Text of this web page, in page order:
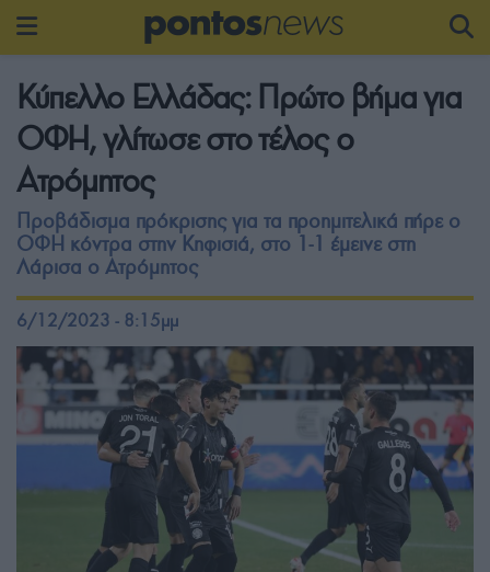
Κύπελλο Ελλάδας: Πρώτο βήμα για
ΟΦΗ, γλίτωσε στο τέλος ο
Ατρόμητος
Προβάδισμα πρόκρισης για τα προημιτελικά πήρε ο
ΟΦΗ κόντρα στην Κηφισιά, στο 1-1 έμεινε στη
Λάρισα ο Ατρόμητος
6/12/2023 - 8:15μμ